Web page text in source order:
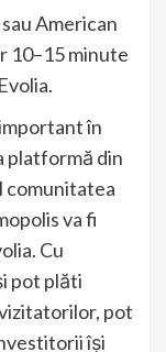
American
10–15 minute
în
platformă din
comunitatea
va fi
Cu
pot plăti
pot
își